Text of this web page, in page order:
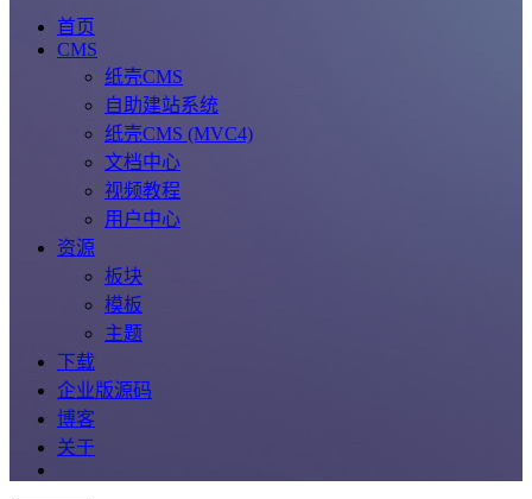
首页
CMS
纸壳CMS
自助建站系统
纸壳CMS (MVC4)
文档中心
视频教程
用户中心
资源
板块
模板
主题
下载
企业版源码
博客
关于